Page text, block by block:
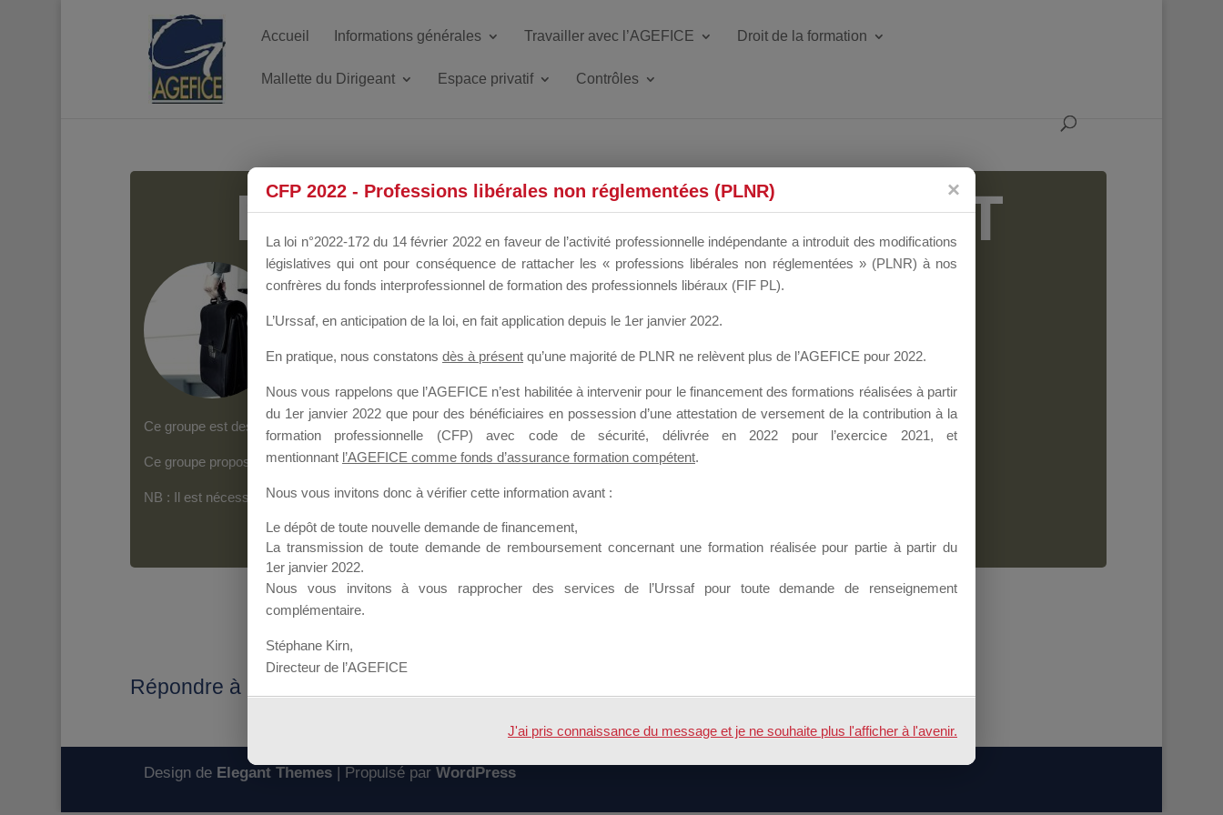
Accueil Informations générales Travailler avec l’AGEFICE Droit de la formation
Mallette du Dirigeant Espace privatif Contrôles
MALLETTE DU DIRIGEANT
Groupe Public il y a un mois
Ce groupe est destiné aux Organismes de Formation qui souhaitent répondre à l’Appel à Propositions Mallette du Dirigeant.
Ce groupe propose un forum dédié au support sur lequel il est possible de laisser un message ou poser une question.
NB : Il est nécessaire d’êtreinscrit(e)pour pouvoir rejoindre ce groupe
Répondre à : Transmission DPC mallette du dirigeant
Design de Elegant Themes| Propulsé par WordPress
CFP 2022 - Professions libérales non réglementées (PLNR)
La loi n°2022-172 du 14 février 2022 en faveur de l’activité professionnelle indépendante a introduit des modifications
législatives qui ont pour conséquence de rattacher les « professions libérales non réglementées » (PLNR) à nos
confrères du fonds interprofessionnel de formation des professionnels libéraux (FIF PL).
L’Urssaf, en anticipation de la loi, en fait application depuis le 1er janvier 2022.
En pratique, nous constatons dès à présent qu’une majorité de PLNR ne relèvent plus de l’AGEFICE pour 2022.
Nous vous rappelons que l’AGEFICE n’est habilitée à intervenir pour le financement des formations réalisées à partir
du 1er janvier 2022 que pour des bénéficiaires en possession d’une attestation de versement de la contribution à la
formation professionnelle (CFP) avec code de sécurité, délivrée en 2022 pour l’exercice 2021, et
mentionnant l’AGEFICE comme fonds d’assurance formation compétent.
Nous vous invitons donc à vérifier cette information avant :
Le dépôt de toute nouvelle demande de financement,
La transmission de toute demande de remboursement concernant une formation réalisée pour partie à partir du
1er janvier 2022.
Nous vous invitons à vous rapprocher des services de l’Urssaf pour toute demande de renseignement
complémentaire.
Stéphane Kirn,
Directeur de l’AGEFICE
J'ai pris connaissance du message et je ne souhaite plus l'afficher à l'avenir.